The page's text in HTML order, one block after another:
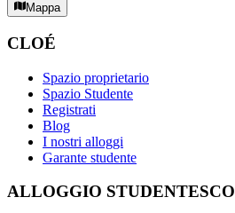
Mappa
CLOÉ
Spazio proprietario
Spazio Studente
Registrati
Blog
I nostri alloggi
Garante studente
ALLOGGIO STUDENTESCO